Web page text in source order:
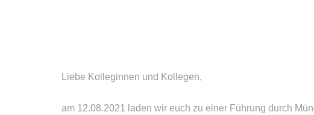
Liebe Kolleginnen und Kollegen,
am 12.08.2021 laden wir euch zu einer Führung durch